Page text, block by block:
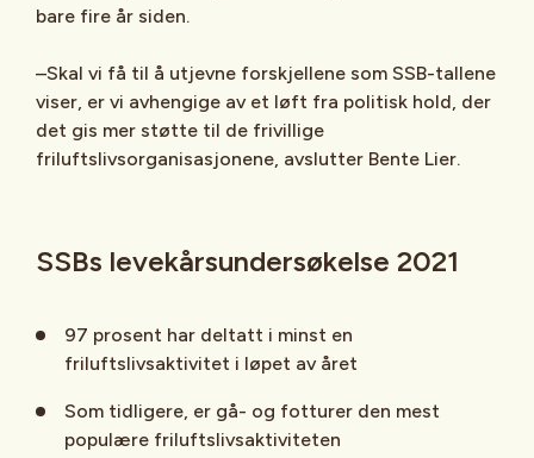
bare fire år siden.
–Skal vi få til å utjevne forskjellene som SSB-tallene
viser, er vi avhengige av et løft fra politisk hold, der
det gis mer støtte til de frivillige
friluftslivsorganisasjonene, avslutter Bente Lier.
SSBs levekårsundersøkelse 2021
97 prosent har deltatt i minst en
friluftslivsaktivitet i løpet av året
Som tidligere, er gå- og fotturer den mest
populære friluftslivsaktiviteten